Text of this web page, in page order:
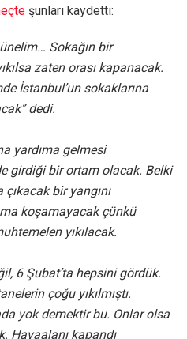
şunları kaydetti:
Sokağın bir
zaten orası kapanacak.
İstanbul’un sokaklarına
dedi.
yardıma gelmesi
girdiği bir ortam olacak. Belki
bir yangını
koşamayacak çünkü
yıkılacak.
6 Şubat’ta hepsini gördük.
çoğu yıkılmıştı.
yok demektir bu. Onlar olsa
Havaalanı kapandı